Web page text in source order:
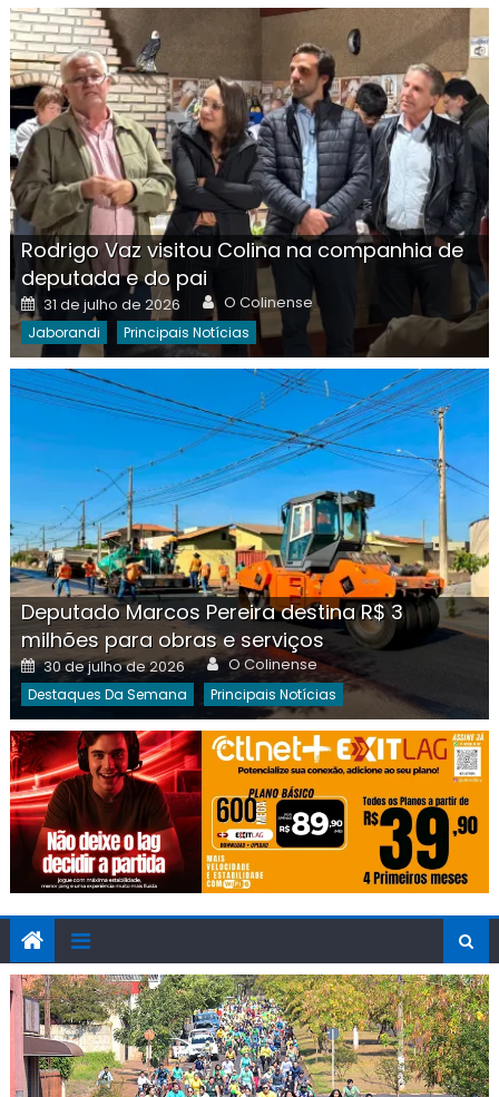
Rodrigo Vaz visitou Colina na companhia de
deputada e do pai
Posted
on
31 de julho de 2026 Author
O Colinense
Jaborandi Principais Notícias
Deputado Marcos Pereira destina R$ 3
milhões para obras e serviços
Posted
on
30 de julho de 2026 Author
O Colinense
Destaques Da Semana Principais Notícias